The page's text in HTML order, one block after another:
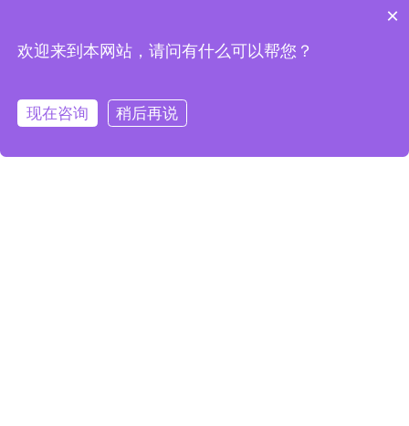
中，注意拍摄技巧和角
度，例如运用稳定器、
首页 案例
×
欢迎来到本网站，请问有什么可以帮您？
现在咨询 稍后再说